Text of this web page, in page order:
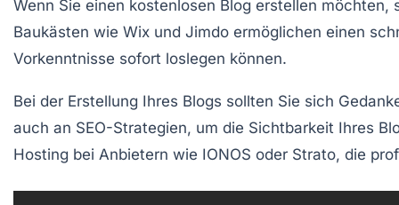
Wenn Sie einen kostenlosen Blog erstellen möchten,
Baukästen wie Wix und Jimdo ermöglichen einen
Vorkenntnisse sofort loslegen können.
Bei der Erstellung Ihres Blogs sollten Sie sich
auch an SEO-Strategien, um die Sichtbarkeit Ihres
Hosting bei Anbietern wie IONOS oder Strato, die